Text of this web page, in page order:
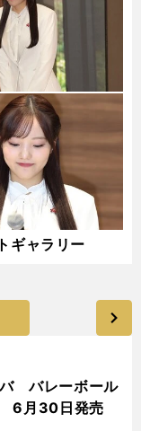
ギャラリー
バレーボール
6月30日発売